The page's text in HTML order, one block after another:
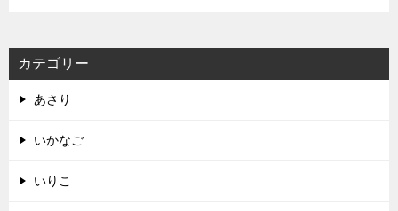
カテゴリー
あさり
いかなご
いりこ